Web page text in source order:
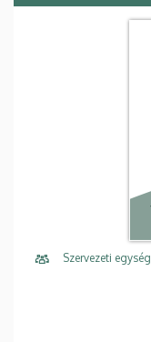
Szervezeti egység